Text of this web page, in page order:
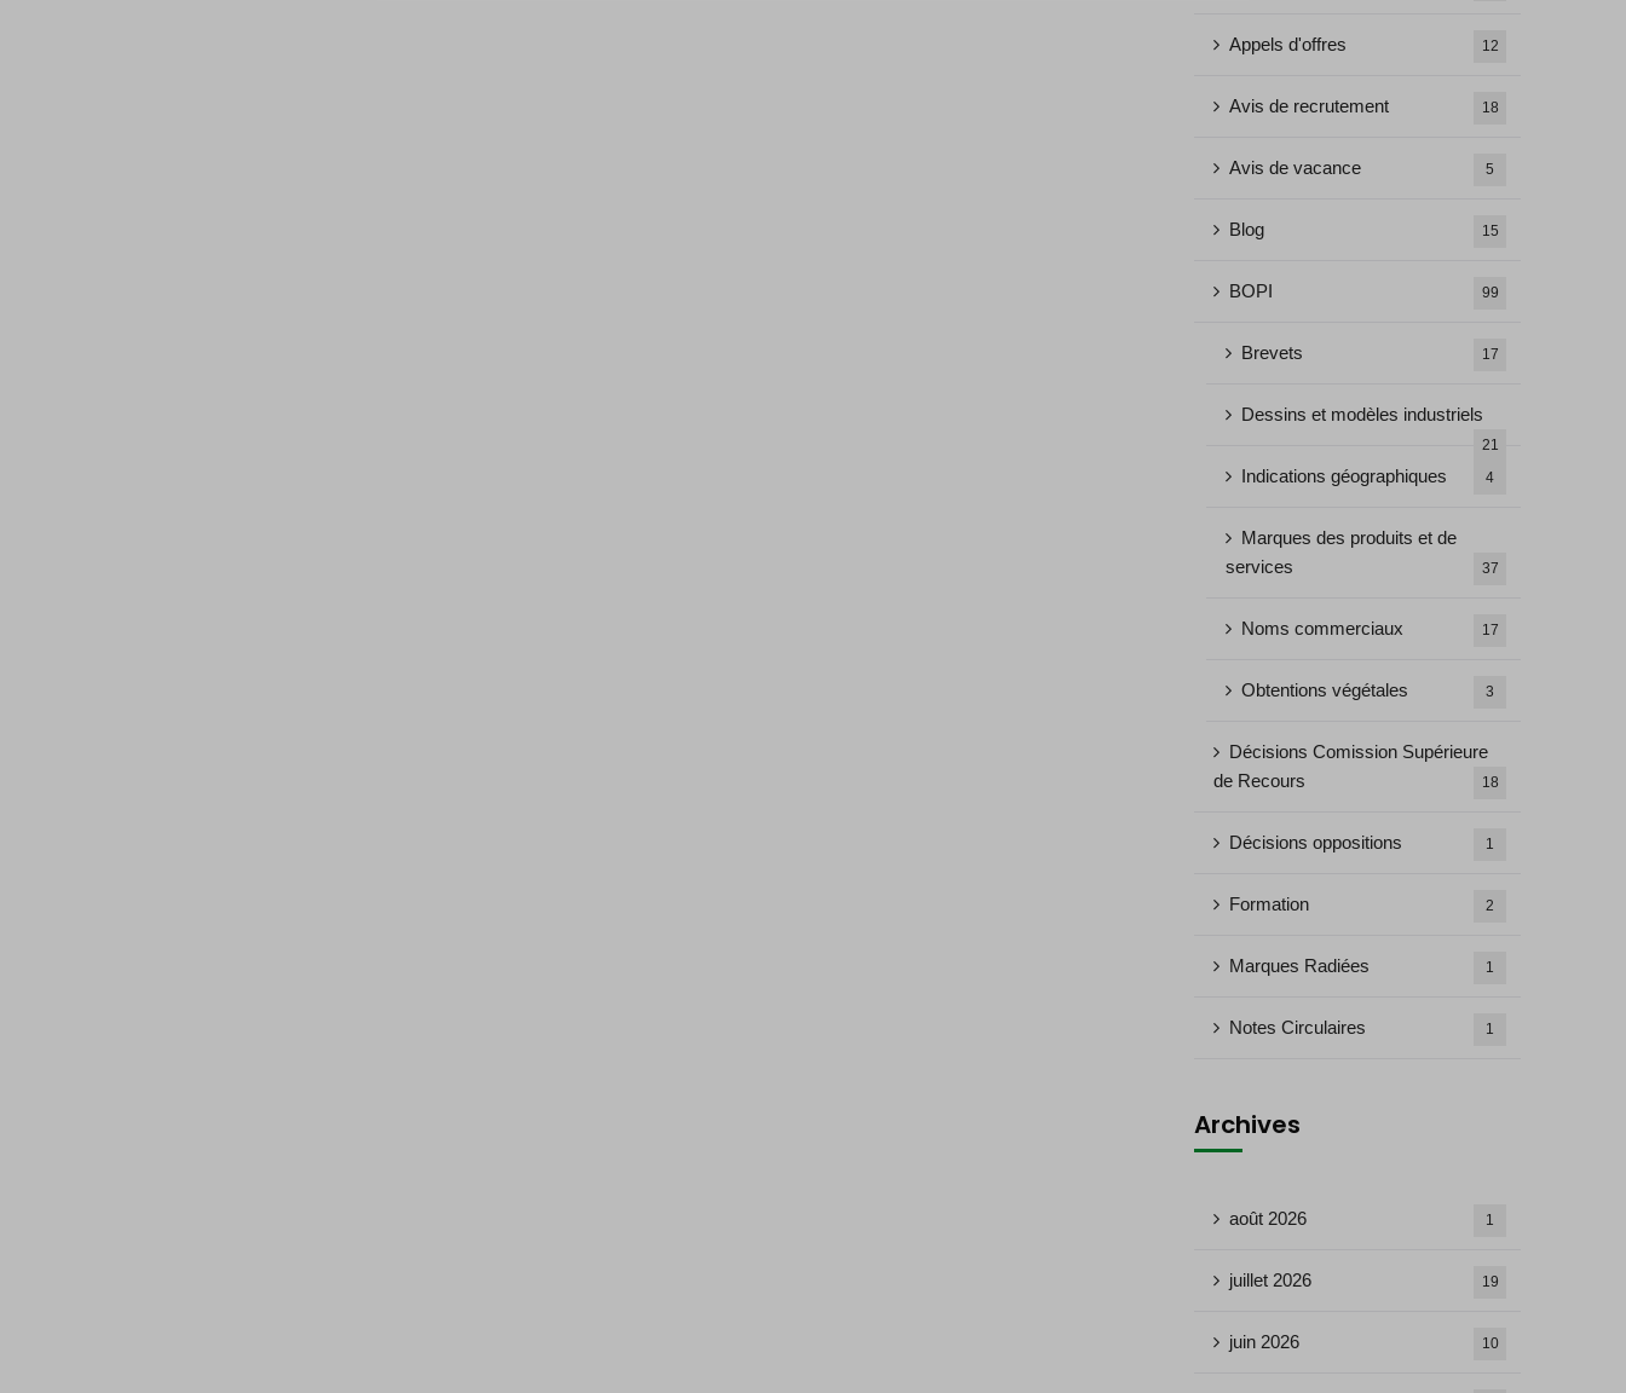
Appels d'offres 12
Avis de recrutement 18
Avis de vacance 5
Blog 15
BOPI 99
Brevets 17
Dessins et modèles industriels
21
Indications géographiques 4
Marques des produits et de
services
37
Noms commerciaux 17
Obtentions végétales 3
Décisions Comission Supérieure
de Recours
18
Décisions oppositions 1
Formation 2
Marques Radiées 1
Notes Circulaires 1
Archives
août 2026 1
juillet 2026 19
juin 2026 10